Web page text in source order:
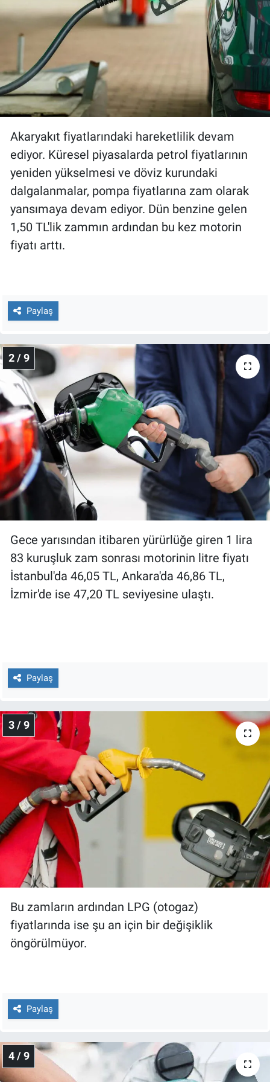
Akaryakıt fiyatlarındaki hareketlilik devam
ediyor. Küresel piyasalarda petrol fiyatlarının
yeniden yükselmesi ve döviz kurundaki
dalgalanmalar, pompa fiyatlarına zam olarak
yansımaya devam ediyor. Dün benzine gelen
1,50 TL'lik zammın ardından bu kez motorin
fiyatı arttı.
Paylaş
2 / 9
Gece yarısından itibaren yürürlüğe giren 1 lira
83 kuruşluk zam sonrası motorinin litre fiyatı
İstanbul'da 46,05 TL, Ankara'da 46,86 TL,
İzmir'de ise 47,20 TL seviyesine ulaştı.
Paylaş
3 / 9
Bu zamların ardından LPG (otogaz)
fiyatlarında ise şu an için bir değişiklik
öngörülmüyor.
Paylaş
4 / 9
Gündem Özel
Günün görüntüsü
Haber
İlan
Kimdir
Koronavirüs
Kültür Sanat
Ne demişti
Popüler
Sağlık
Spor
Teknoloji
Türkiye'nin Geleceği
Türkiye'nin Gündemi
Yerel Gündem
Yerel Yaşam
Canlı Yayın